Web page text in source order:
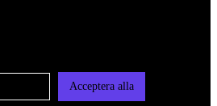
Acceptera alla